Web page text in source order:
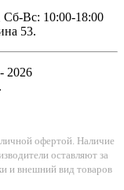
Вс: 10:00-18:00
53.
2026
офертой. Наличие
оставляют за
и внешний вид товаров